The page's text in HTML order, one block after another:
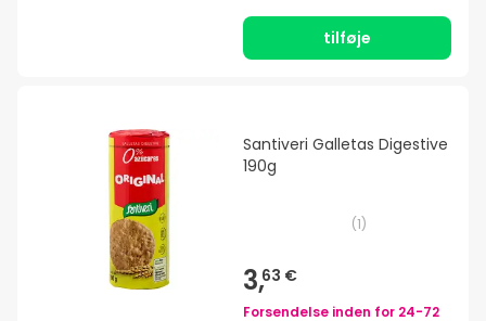
tilføje
Santiveri Galletas Digestive
190g
(1)
3,63 €
Forsendelse inden for 24-72